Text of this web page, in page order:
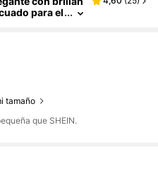
para el
tamaño
que SHEIN.